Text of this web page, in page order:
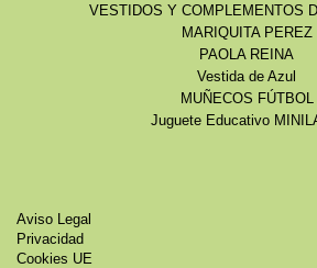
VESTIDOS Y COMPLEMENTOS
MARIQUITA PEREZ
PAOLA REINA
Vestida de Azul
MUÑECOS FÚTBOL
Juguete Educativo
Aviso Legal
Privacidad
Cookies UE